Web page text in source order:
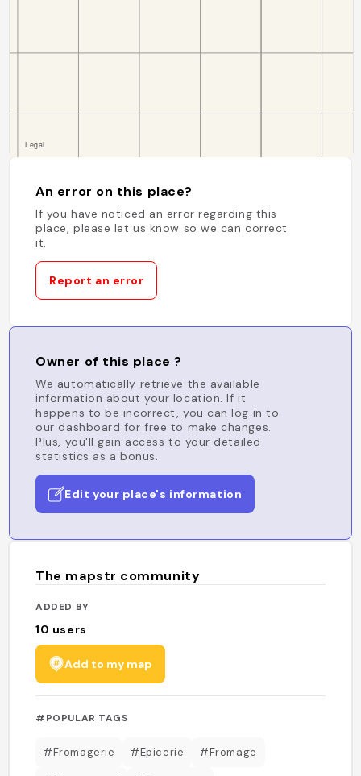
An error on this place?
If you have noticed an error regarding this
place, please let us know so we can correct
it.
Report an error
Owner of this place ?
We automatically retrieve the available
information about your location. If it
happens to be incorrect, you can log in to
our dashboard for free to make changes.
Plus, you'll gain access to your detailed
statistics as a bonus.
Edit your place's information
The mapstr community
ADDED BY
10 users
Add to my map
#POPULAR TAGS
#Fromagerie #Epicerie #Fromage